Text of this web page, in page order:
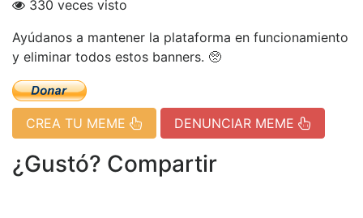
330 veces visto
Ayúdanos a mantener la plataforma en funcionamiento
y eliminar todos estos banners. 🥺
CREA TU MEME DENUNCIAR MEME
¿Gustó? Compartir